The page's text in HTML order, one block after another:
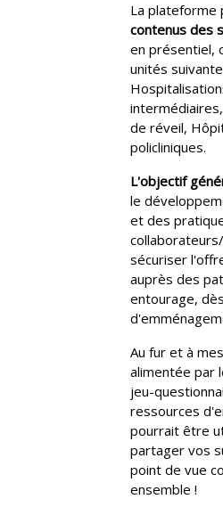
La plateforme
contenus des
en présentiel,
unités
de réveil,
policliniques.
L'objectif
le
et des
sécuriser
auprès des
entourage,
Au fur et à
alimentée par
jeu-
ressources
pourrait être
partager vos
point de vue
ensemble !